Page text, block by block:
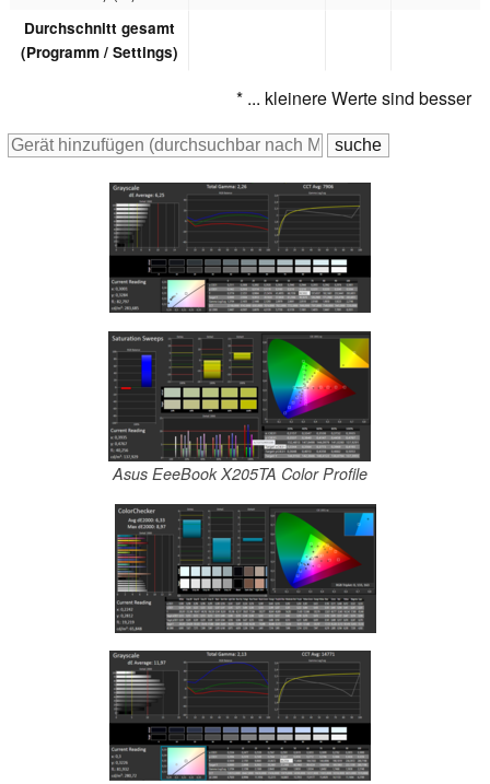
Durchschnitt gesamt
(Programm / Settings)
* ... kleinere Werte sind besser
Asus EeeBook X205TA Color Profile